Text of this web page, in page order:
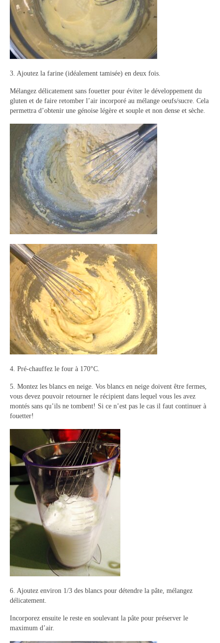
3. Ajoutez la farine (idéalement tamisée) en deux fois.
Mélangez délicatement sans fouetter pour éviter le développement du
gluten et de faire retomber l’air incorporé au mélange oeufs/sucre. Cela
permettra d’obtenir une génoise légère et souple et non dense et sèche.
4. Pré-chauffez le four à 170°C.
5. Montez les blancs en neige. Vos blancs en neige doivent être fermes,
vous devez pouvoir retourner le récipient dans lequel vous les avez
montés sans qu’ils ne tombent! Si ce n’est pas le cas il faut continuer à
fouetter!
6. Ajoutez environ 1/3 des blancs pour détendre la pâte, mélangez
délicatement.
Incorporez ensuite le reste en soulevant la pâte pour préserver le
maximum d’air.